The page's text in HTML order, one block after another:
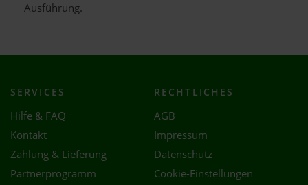
Ausführung.
SERVICES
Hilfe & FAQ
Kontakt
Zahlung & Lieferung
Partnerprogramm
RECHTLICHES
AGB
Impressum
Datenschutz
Cookie-Einstellungen